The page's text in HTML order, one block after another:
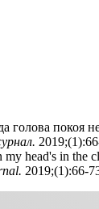
покоя не
head's in the